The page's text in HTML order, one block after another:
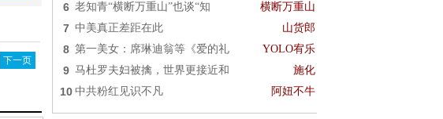
下一页
6 老知青“横断万重山”也谈“知 横断万重山
7 中美真正差距在此 山货郎
8 第一美女：席琳迪翁等《爱的礼 YOLO宥乐
9 马杜罗夫妇被擒，世界更接近和 施化
10 中共粉红见识不凡 阿妞不牛